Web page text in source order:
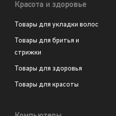
Красота и здоровье
Товары для укладки волос
Товары для бритья и
стрижки
Товары для здоровья
Товары для красоты